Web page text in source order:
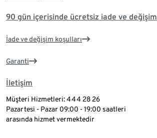
90 gün içerisinde ücretsiz iade ve değişim
İade ve değişim koşulları
Garanti
İletişim
Müşteri Hizmetleri: 444 28 26
Pazartesi - Pazar 09:00 - 19:00 saatleri
arasında hizmet vermektedir